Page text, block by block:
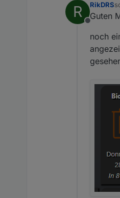
R
Offline
RikDRS
Guten
noch